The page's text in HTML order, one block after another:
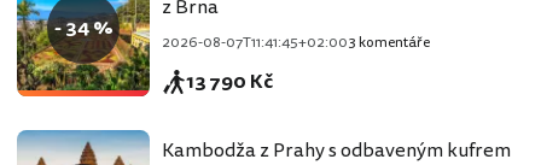
- 34 %
z Brna
2026-08-07T11:41:45+02:003 komentáře
13 790 Kč
Kambodža z Prahy s odbaveným kufrem